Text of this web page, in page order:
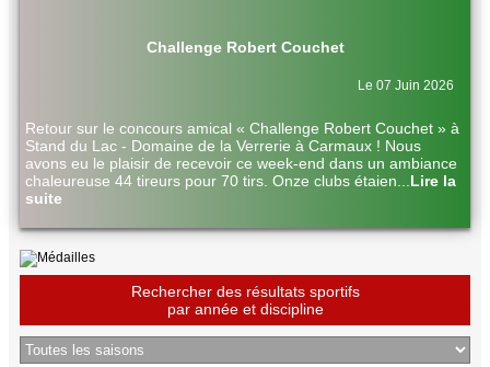
Challenge Robert Couchet
Le 07 Juin 2026
Retour sur le concours amical « Challenge Robert Couchet » à
Stand du Lac - Domaine de la Verrerie à Carmaux ! Nous
avons eu le plaisir de recevoir ce week-end dans un ambiance
chaleureuse 44 tireurs pour 70 tirs. Onze clubs étaien
Lire la
suite
Rechercher des résultats sportifs
par année et discipline